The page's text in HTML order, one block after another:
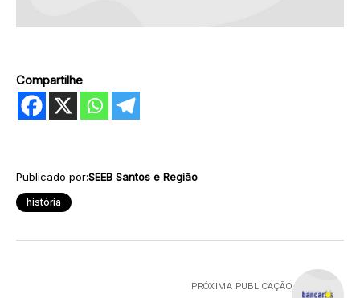
Compartilhe
Publicado por:SEEB Santos e Região
história
PRÓXIMA PUBLICAÇÃO